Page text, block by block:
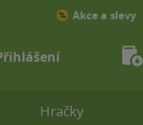
Hračky
Akce a slevy